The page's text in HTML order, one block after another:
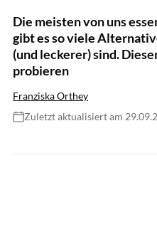
Die meisten von uns
gibt es so viele
(und leckerer) sind.
probieren
Franziska Orthey
Zuletzt aktualisiert am